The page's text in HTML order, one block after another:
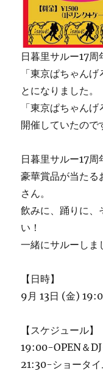
日暮里サルー17周
「東京ぱちゃん
とになりました。
「東京ぱちゃん
開催していたので
日暮里サルー17周
豪華賞品が当たる
さん。
飲みに、踊りに、
い！
一緒にサルーしま
【日時】
9月 13日 (金)
【スケジュール】
19:00-OPEN＆DJ
21:30-ショータイ